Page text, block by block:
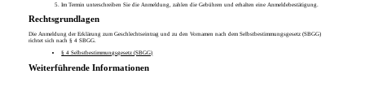
Im Termin unterschreiben Sie die Anmeldung, zahlen die Gebühren und erhalten eine Anmeldebestätigung.
Rechtsgrundlagen
Die Anmeldung der Erklärung zum Ge­schlecht­s­ein­trag und zu den Vor­na­men nach dem Selbst­be­stim­mungs­ge­setz (SBGG)
richtet sich nach § 4 SBGG.
§ 4 Selbstbestimmungsgesetz (SBGG)
Weiterführende Informationen